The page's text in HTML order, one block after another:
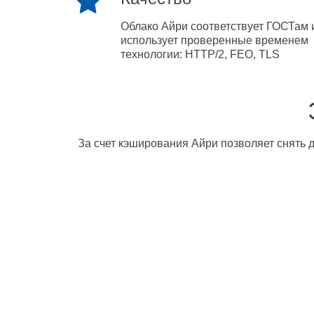
Облако Айри соответствует ГОСТам
использует проверенные временем
технологии: HTTP/2, FEO, TLS
За счет кэширования Айри позволяет снять